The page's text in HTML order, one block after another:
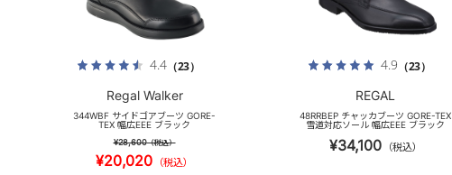
4.4（23）
Regal Walker
344WBF サイドゴアブーツ GORE-
TEX 幅広EEE ブラック
¥28,600（税込）
¥20,020 （税込）
4.9 （23）
REGAL
48RRBEP チャッカブーツ GORE-TEX
雪道対応ソール 幅広EEE ブラック
¥34,100 （税込）